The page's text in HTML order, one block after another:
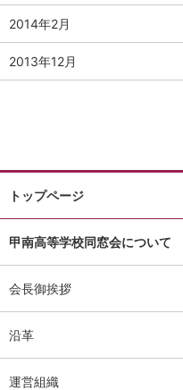
2014年2月
2013年12月
トップページ
甲南高等学校同窓会について
会長御挨拶
沿革
運営組織